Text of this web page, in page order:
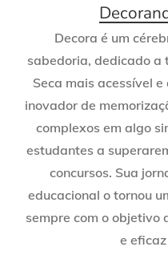
Decora é um
sabedoria, dedicado a
Seca mais acessível
inovador de
complexos em algo
estudantes a
concursos. Sua
educacional o tornou
sempre com o objetivo
e